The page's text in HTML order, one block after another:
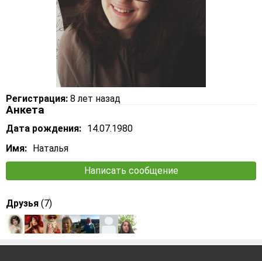
Регистрация: 8 лет назад
Анкета
Дата рождения: 14.07.1980
Имя: Наталья
Написать сообщение
Друзья (7)